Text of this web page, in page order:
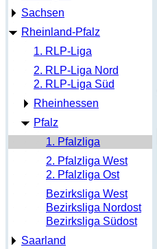
Sachsen
Rheinland-Pfalz
1. RLP-Liga
2. RLP-Liga Nord
2. RLP-Liga Süd
Rheinhessen
Pfalz
1. Pfalzliga
2. Pfalzliga West
2. Pfalzliga Ost
Bezirksliga West
Bezirksliga Nordost
Bezirksliga Südost
Saarland